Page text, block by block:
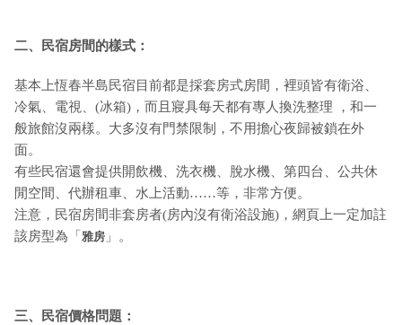
二、民宿房間的樣式：
基本上恆春半島民宿目前都是採套房式房間，裡頭皆有衛浴、
冷氣、電視、(冰箱)，而且寢具每天都有專人換洗整理 ，和一
般旅館沒兩樣。大多沒有門禁限制，不用擔心夜歸被鎖在外
面。
有些民宿還會提供開飲機、洗衣機、脫水機、第四台、公共休
閒空間、代辦租車、水上活動……等，非常方便。
注意，民宿房間非套房者(房內沒有衛浴設施)，網頁上一定加註
該房型為「 雅房 」。
三、民宿價格問題：